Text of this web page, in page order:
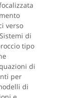
verso
di
tipo
di
per
di